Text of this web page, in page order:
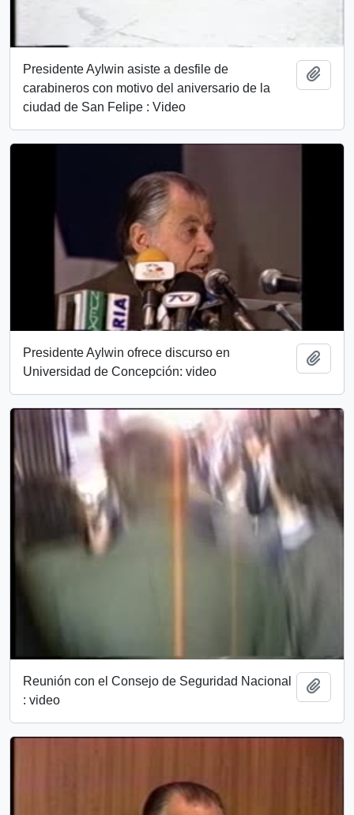
Presidente Aylwin asiste a desfile de
carabineros con motivo del aniversario de la
ciudad de San Felipe : Video
Presidente Aylwin ofrece discurso en
Universidad de Concepción: video
Reunión con el Consejo de Seguridad Nacional
: video